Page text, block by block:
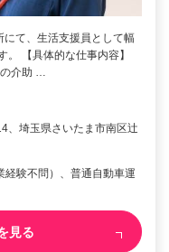
にて、生活支援員として幅
。 【具体的な仕事内容】
の介助 …
、埼玉県さいたま市南区辻
験不問）、普通自動車運
見る